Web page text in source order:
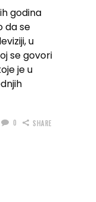
godina
da se
u
se govori
je u
0 SHARE